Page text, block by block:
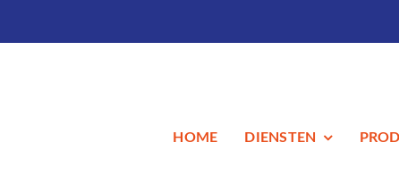
HOME DIENSTEN